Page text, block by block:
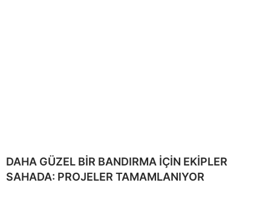
DAHA GÜZEL BİR BANDIRMA İÇİN EKİPLER
SAHADA: PROJELER TAMAMLANIYOR